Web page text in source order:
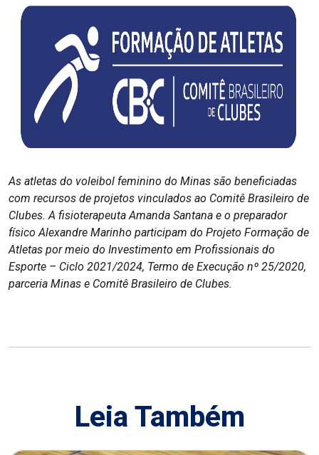
As atletas do voleibol feminino do Minas são beneficiadas
com recursos de projetos vinculados ao Comitê Brasileiro de
Clubes. A fisioterapeuta Amanda Santana e o preparador
físico Alexandre Marinho participam do Projeto Formação de
Atletas por meio do Investimento em Profissionais do
Esporte – Ciclo 2021/2024, Termo de Execução nº 25/2020,
parceria Minas e Comitê Brasileiro de Clubes.
Leia Também